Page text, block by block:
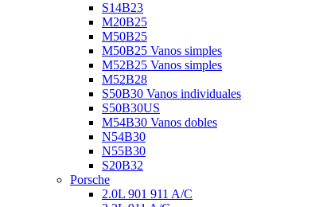
S14B23
M20B25
M50B25
M50B25 Vanos simples
M52B25 Vanos simples
M52B28
S50B30 Vanos individuales
S50B30US
M54B30 Vanos dobles
N54B30
N55B30
S20B32
Porsche
2.0L 901 911 A/C